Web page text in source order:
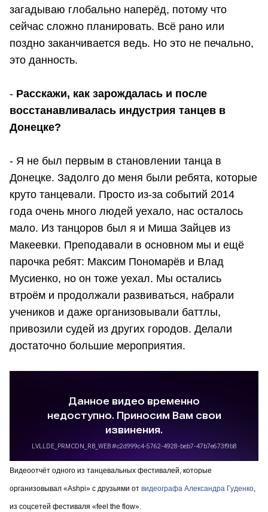
загадываю глобально наперёд, потому что
сейчас сложно планировать. Всё рано или
поздно заканчивается ведь. Но это не печально,
это данность.
- Расскажи, как зарождалась и после
восстанавливалась индустрия танцев в
Донецке?
- Я не был первым в становлении танца в
Донецке. Задолго до меня были ребята, которые
круто танцевали. Просто из-за событий 2014
года очень много людей уехало, нас осталось
мало. Из танцоров был я и Миша Зайцев из
Макеевки. Преподавали в основном мы и ещё
парочка ребят: Максим Пономарёв и Влад
Мусиенко, но он тоже уехал. Мы остались
втроём и продолжали развиваться, набрали
учеников и даже организовывали баттлы,
привозили судей из других городов. Делали
достаточно большие мероприятия.
Видеоотчёт одного из танцевальных фестивалей, которые
организовывал «Ashpi» с друзьями от видеографа Александра Гуденко,
из соцсетей фестиваля «feel the flow».